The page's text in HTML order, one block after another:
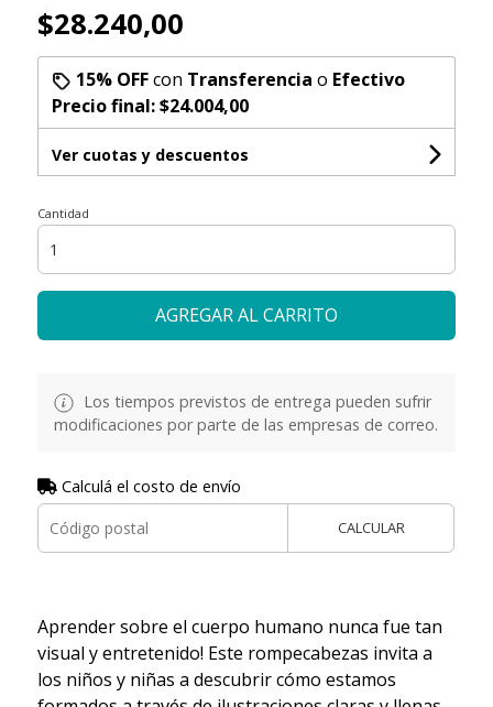
$28.240,00
15% OFFcon Transferencia o Efectivo
Precio final:$24.004,00
Ver cuotas y descuentos
Cantidad
AGREGAR AL CARRITO
Los tiempos previstos de entrega pueden sufrir
modificaciones por parte de las empresas de correo.
Calculá el costo de envío
CALCULAR
Aprender sobre el cuerpo humano nunca fue tan
visual y entretenido! Este rompecabezas invita a
los niños y niñas a descubrir cómo estamos